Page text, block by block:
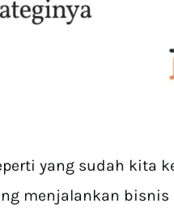
yang sudah kita
menjalankan